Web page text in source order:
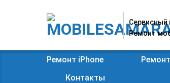
Сервисный
Ремонт
Ремонт iPhone
Контакты